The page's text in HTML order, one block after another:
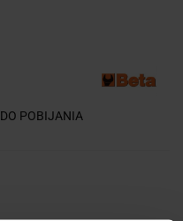
POBIJANIA